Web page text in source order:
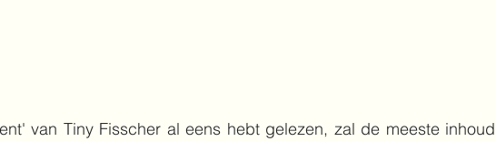
van Tiny Fisscher al eens hebt gelezen, zal de meeste inhoud